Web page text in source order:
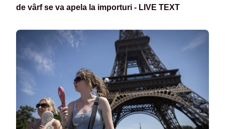
de vârf se va apela la importuri - LIVE TEXT